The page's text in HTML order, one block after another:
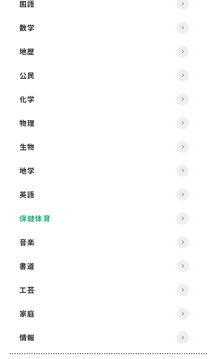
国語
数学
地歴
公民
化学
物理
生物
地学
英語
保健体育
音楽
書道
工芸
家庭
情報